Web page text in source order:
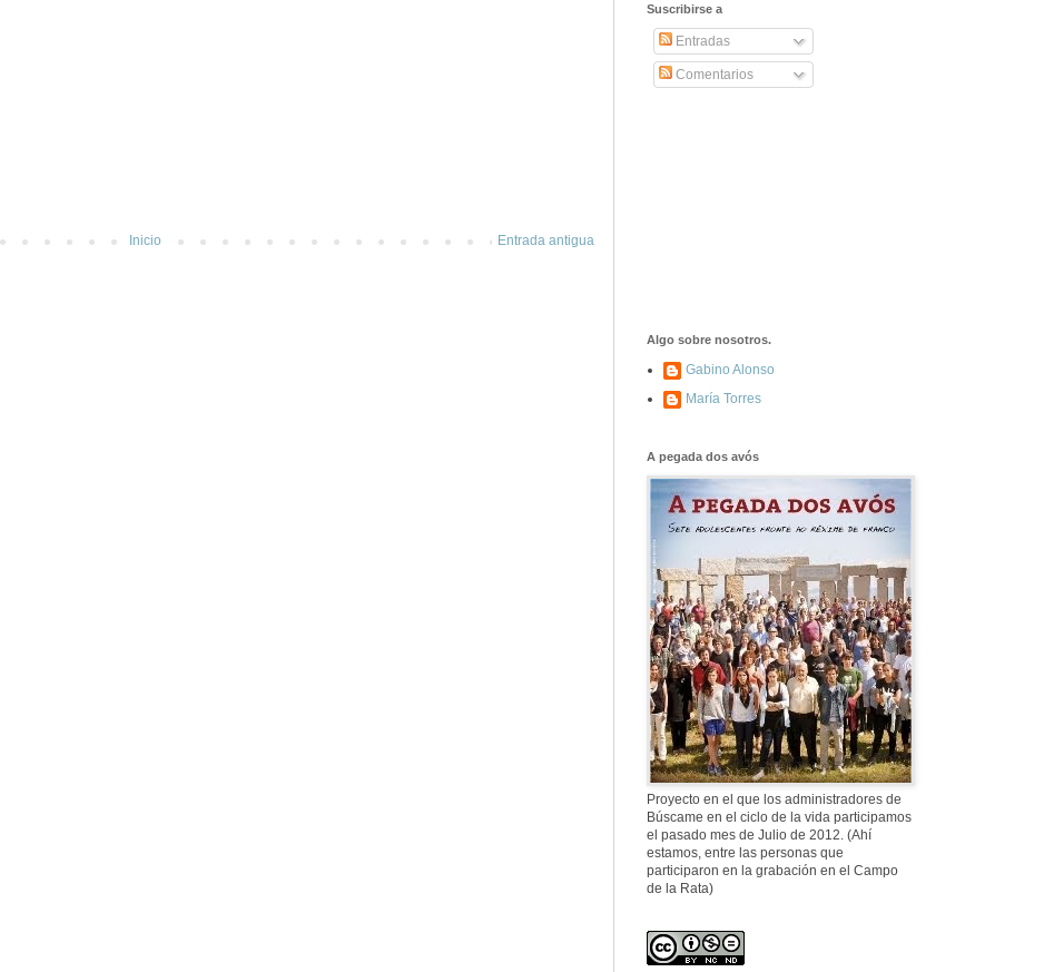
Entrada antigua
Inicio
577. Nos fusilaron
fusilaron mal
307. Vuestros
nombres no se han
borrado en la
Historia
Suscribirse a
Entradas
Comentarios
Algo sobre nosotros.
Gabino Alonso
María Torres
A pegada dos avós
Proyecto en el que los administradores de
Búscame en el ciclo de la vida participamos
el pasado mes de Julio de 2012. (Ahí
estamos, entre las personas que
participaron en la grabación en el Campo
de la Rata)